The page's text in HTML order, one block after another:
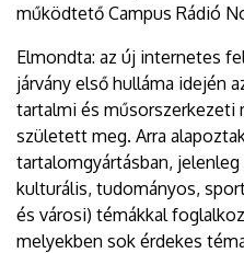
működtető Campus Rádió
Elmondta: az új internetes
járvány első hulláma idején
tartalmi és műsorszerkezeti
született meg. Arra
tartalomgyártásban,
kulturális, tudományos,
és városi) témákkal
melyekben sok érdekes